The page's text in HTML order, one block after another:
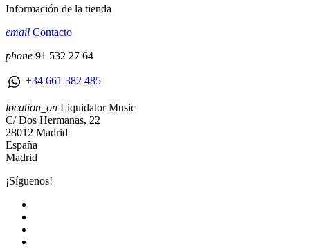
Información de la tienda
email Contacto
phone 91 532 27 64
+34 661 382 485
location_on Liquidator Music
C/ Dos Hermanas, 22
28012 Madrid
España
Madrid
¡Síguenos!